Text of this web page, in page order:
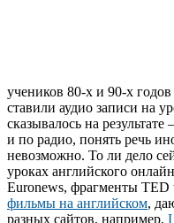
учеников 80-х и 90-х
ставили аудио записи на
сказывалось на
и по радио, понять речь
невозможно. То ли дело
уроках английского
Euronews, фрагменты TED
фильмы на английском,
разных сайтов, например,